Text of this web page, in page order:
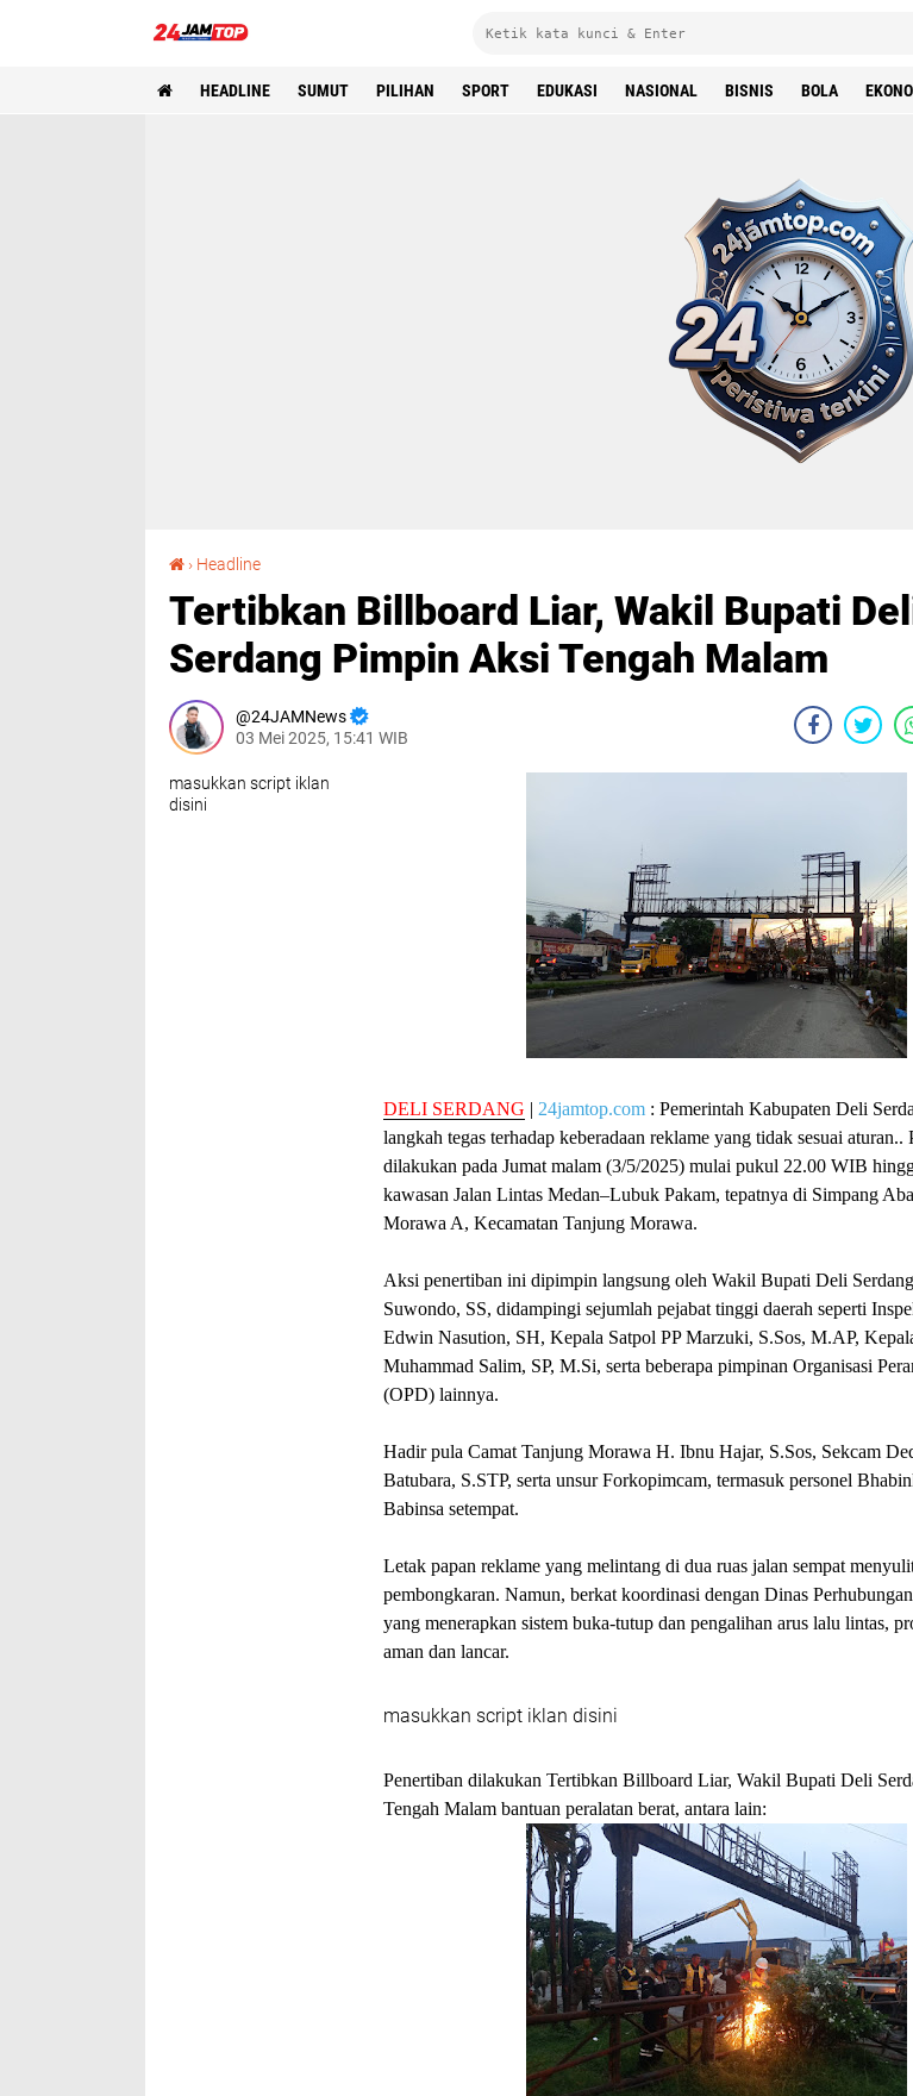
HEADLINE SUMUT PILIHAN SPORT EDUKASI NASIONAL BISNIS BOLA
› Headline
Tertibkan Billboard Liar, Wakil Bupati
Serdang Pimpin Aksi Tengah Malam
24JAMNews
03 Mei 2025, 15:41 WIB
masukkan script iklan
disini
DELI SERDANG | 24jamtop.com : Pemerintah Kabupaten Deli
langkah tegas terhadap keberadaan reklame yang tidak sesuai aturan..
dilakukan pada Jumat malam (3/5/2025) mulai pukul 22.00 WIB
kawasan Jalan Lintas Medan–Lubuk Pakam, tepatnya di Simpang
Morawa A, Kecamatan Tanjung Morawa.
Aksi penertiban ini dipimpin langsung oleh Wakil Bupati Deli
Suwondo, SS, didampingi sejumlah pejabat tinggi daerah seperti
Edwin Nasution, SH, Kepala Satpol PP Marzuki, S.Sos, M.AP,
Muhammad Salim, SP, M.Si, serta beberapa pimpinan Organisasi
(OPD) lainnya.
Hadir pula Camat Tanjung Morawa H. Ibnu Hajar, S.Sos, Sekcam
Batubara, S.STP, serta unsur Forkopimcam, termasuk personel
Babinsa setempat.
Letak papan reklame yang melintang di dua ruas jalan sempat
pembongkaran. Namun, berkat koordinasi dengan Dinas
yang menerapkan sistem buka-tutup dan pengalihan arus lalu lintas,
aman dan lancar.
masukkan script iklan disini
Penertiban dilakukan Tertibkan Billboard Liar, Wakil Bupati Deli
Tengah Malam bantuan peralatan berat, antara lain: